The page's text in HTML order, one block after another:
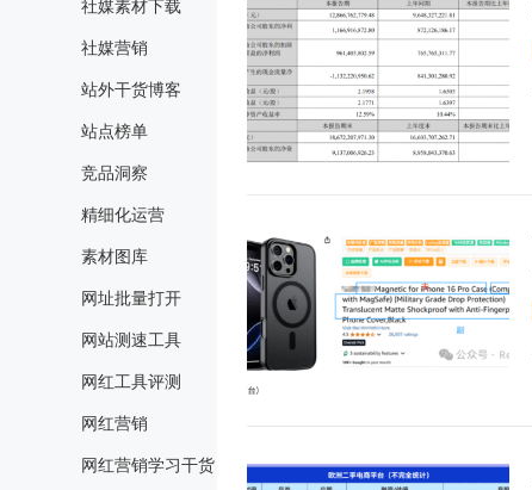
社媒素材下载
社媒营销
站外干货博客
站点榜单
竞品洞察
精细化运营
素材图库
网址批量打开
网站测速工具
网红工具评测
网红营销
网红营销学习干货